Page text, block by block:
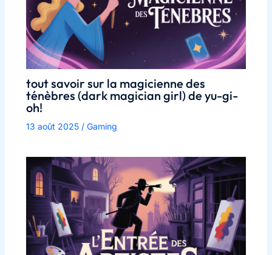
tout savoir sur la magicienne des
ténèbres (dark magician girl) de yu-gi-
oh!
13 août 2025 / Gaming